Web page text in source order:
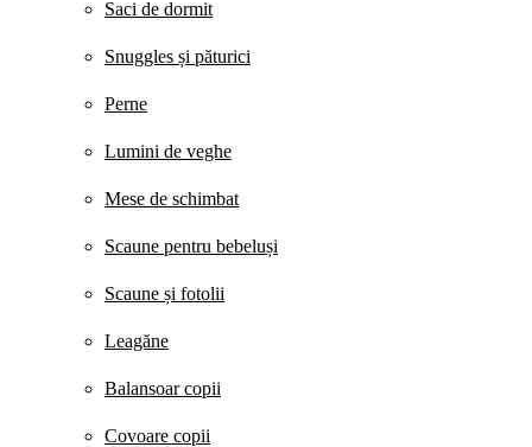
Saci de dormit
Snuggles și păturici
Perne
Lumini de veghe
Mese de schimbat
Scaune pentru bebeluși
Scaune și fotolii
Leagăne
Balansoar copii
Covoare copii